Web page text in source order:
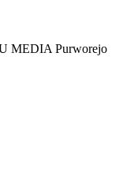
MEDIA Purworejo